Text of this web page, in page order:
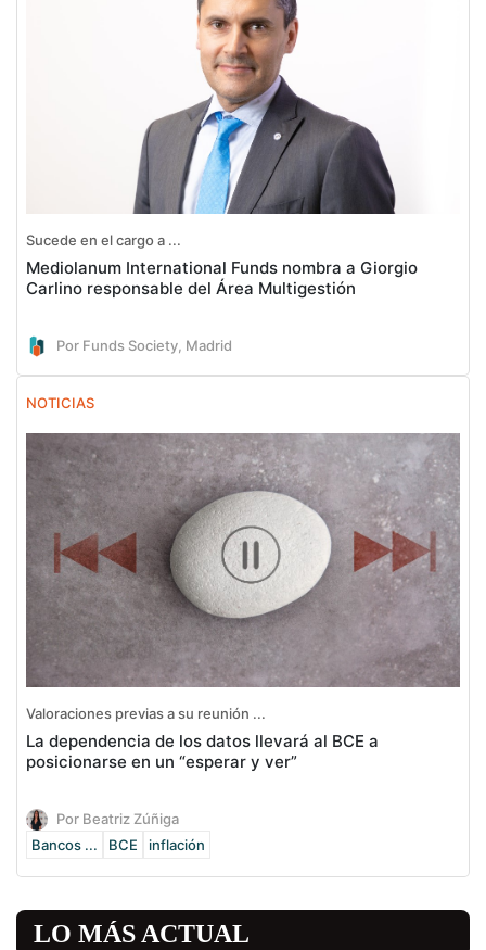
Sucede en el cargo a ...
Mediolanum International Funds nombra a Giorgio
Carlino responsable del Área Multigestión
Por Funds Society, Madrid
NOTICIAS
Valoraciones previas a su reunión ...
La dependencia de los datos llevará al BCE a
posicionarse en un “esperar y ver”
Por Beatriz Zúñiga
Bancos ...
BCE inflación
LO MÁS ACTUAL